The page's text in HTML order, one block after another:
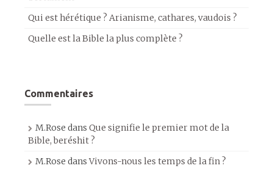
Qui est hérétique ? Arianisme, cathares, vaudois ?
Quelle est la Bible la plus complète ?
Commentaires
M.Rose dans Que signifie le premier mot de la
Bible, beréshit ?
M.Rose dansVivons-nous les temps de la fin ?